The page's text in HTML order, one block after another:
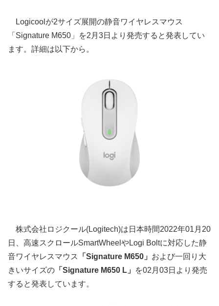
Logicoolが2サイズ展開の静音ワイヤレスマウス
「Signature M650」を2月3日より発売すると発表してい
ます。詳細は以下から。
株式会社ロジクール(Logitech)は日本時間2022年01月20
日、高速スクロールSmartWheelやLogi Boltに対応した静
音ワイヤレスマウス
「Signature M650」 および一回り大
きいサイズの 「Signature M650 L」
を02月03日より発売
すると発表しています。